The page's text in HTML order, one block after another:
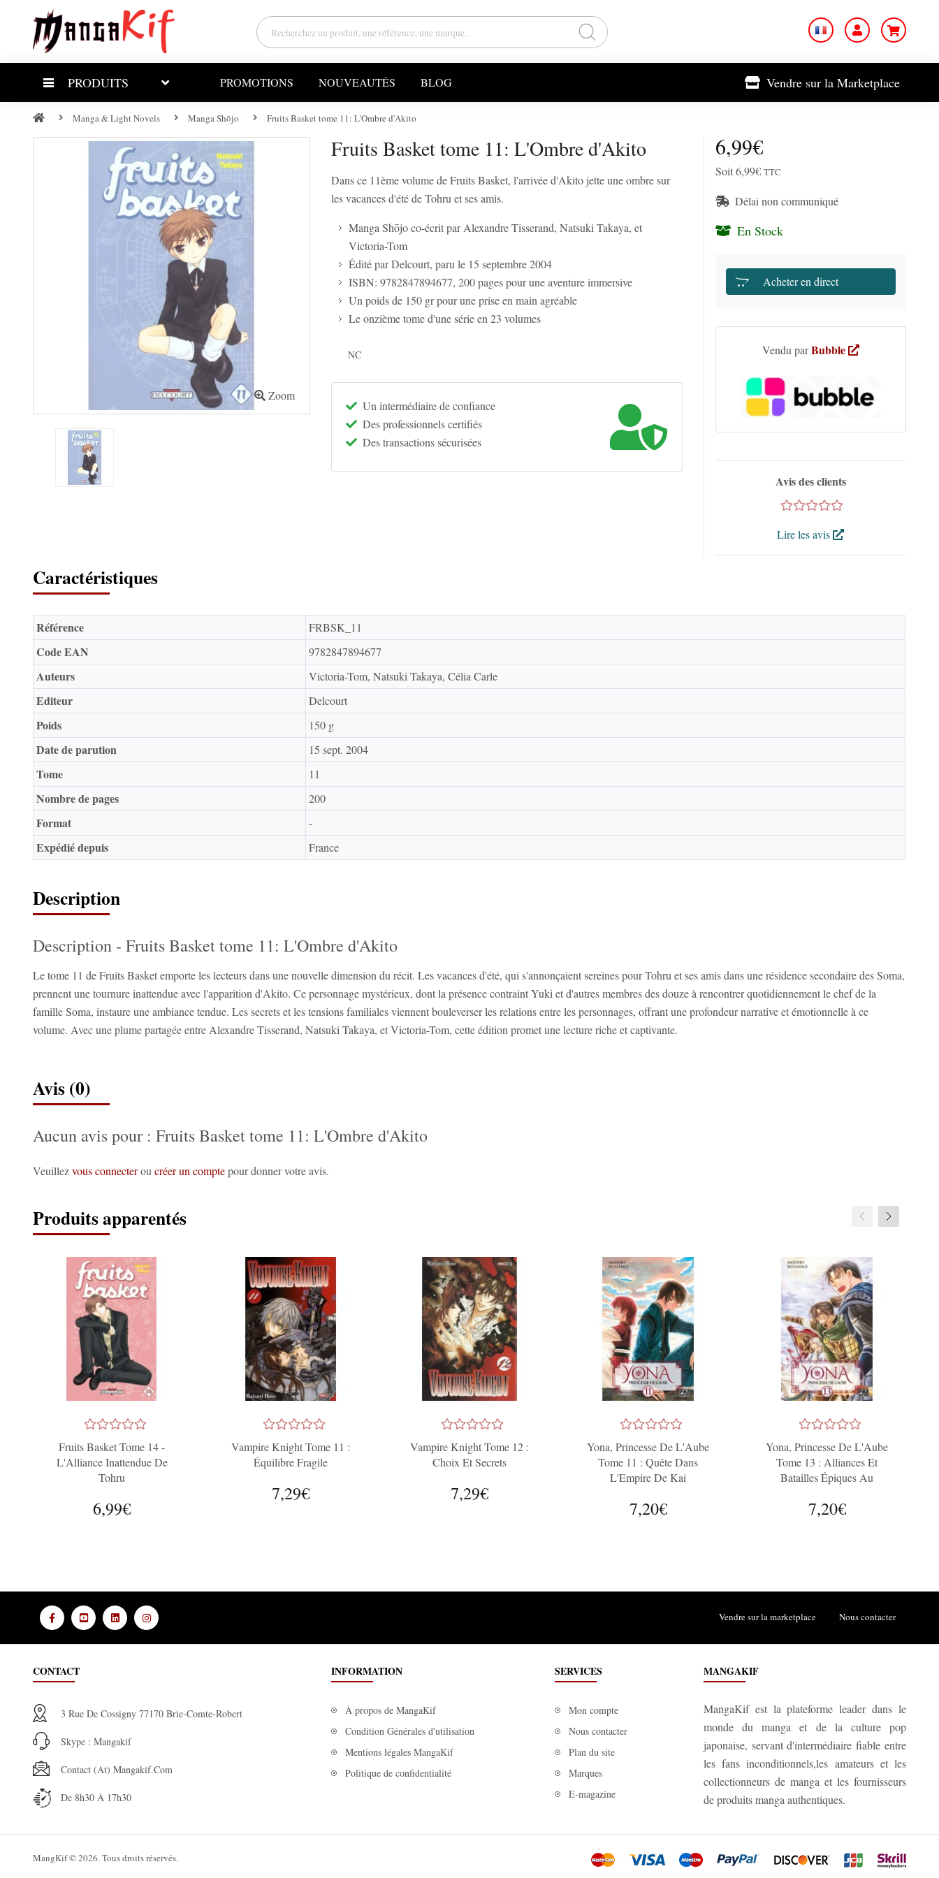
PRODUITS PROMOTIONS NOUVEAUTÉS BLOG Vendre sur la Marketplace
Manga & Light Novels Manga Shōjo Fruits Basket tome 11: L'Ombre d'Akito
Zoom
Fruits Basket tome 11: L'Ombre d'Akito
Dans ce 11ème volume de Fruits Basket, l'arrivée d'Akito jette une ombre sur
les vacances d'été de Tohru et ses amis.
Manga Shōjo co-écrit par Alexandre Tisserand, Natsuki Takaya, et
Victoria-Tom
Édité par Delcourt, paru le 15 septembre 2004
ISBN: 9782847894677, 200 pages pour une aventure immersive
Un poids de 150 gr pour une prise en main agréable
Le onzième tome d'une série en 23 volumes
NC
Un intermédiaire de confiance
Des professionnels certifiés
Des transactions sécurisées
6,99€
Soit 6,99€ TTC
Délai non communiqué
En Stock
Acheter en direct
Vendu parBubble
Avis des clients
Lire les avis
Caractéristiques
Référence FRBSK_11
Code EAN 9782847894677
Auteurs Victoria-Tom, Natsuki Takaya, Célia Carle
Editeur Delcourt
Poids 150 g
Date de parution 15 sept. 2004
Tome 11
Nombre de pages 200
Format -
Expédié depuis France
Description
Description - Fruits Basket tome 11: L'Ombre d'Akito
Le tome 11 de Fruits Basket emporte les lecteurs dans une nouvelle dimension du récit. Les vacances d'été, qui s'annonçaient sereines pour Tohru et ses amis dans une résidence secondaire des Soma,
prennent une tournure inattendue avec l'apparition d'Akito. Ce personnage mystérieux, dont la présence contraint Yuki et d'autres membres des douze à rencontrer quotidiennement le chef de la
famille Soma, instaure une ambiance tendue. Les secrets et les tensions familiales viennent bouleverser les relations entre les personnages, offrant une profondeur narrative et émotionnelle à ce
volume. Avec une plume partagée entre Alexandre Tisserand, Natsuki Takaya, et Victoria-Tom, cette édition promet une lecture riche et captivante.
Avis (0)
Aucun avis pour : Fruits Basket tome 11: L'Ombre d'Akito
Veuillezvous connecteroucréer un comptepour donner votre avis.
Produits apparentés
Fruits Basket Tome 14 -
L'Alliance Inattendue De
Tohru
6,99€
Vampire Knight Tome 11 :
Équilibre Fragile
7,29€
Vampire Knight Tome 12 :
Choix Et Secrets
7,29€
Yona, Princesse De L'Aube
Tome 11 : Quête Dans
L'Empire De Kai
7,20€
Yona, Princesse De L'Aube
Tome 13 : Alliances Et
Batailles Épiques Au
7,20€
Vendre sur la marketplace Nous contacter
CONTACT
3 Rue De Cossigny 77170 Brie-Comte-Robert
Skype : Mangakif
Contact (at) Mangakif.com
De 8h30 À 17h30
INFORMATION
À propos de MangaKif
Condition Générales d'utilisation
Mentions légales MangaKif
Politique de confidentialité
SERVICES
Mon compte
Nous contacter
Plan du site
Marques
E-magazine
MANGAKIF
MangaKif est la plateforme leader dans le
monde du manga et de la culture pop
japonaise, servant d'intermédiaire fiable entre
les fans inconditionnels,les amateurs et les
collectionneurs de manga et les fournisseurs
de produits manga authentiques.
MangKif © 2026. Tous droits réservés.